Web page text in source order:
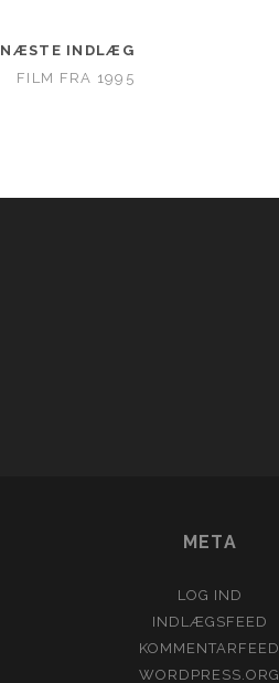
NÆSTE INDLÆG
FILM FRA 1995
META
LOG IND
INDLÆGSFEED
KOMMENTARFEED
WORDPRESS.ORG